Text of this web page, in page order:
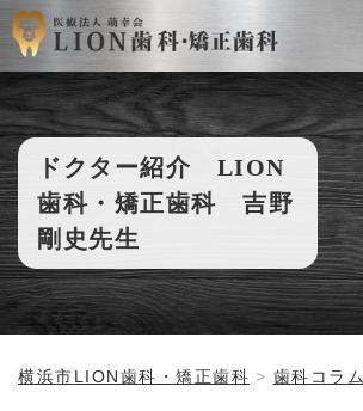
ドクター紹介 LION
歯科・矯正歯科 吉野
剛史先生
横浜市LION歯科・矯正歯科 歯科コラム